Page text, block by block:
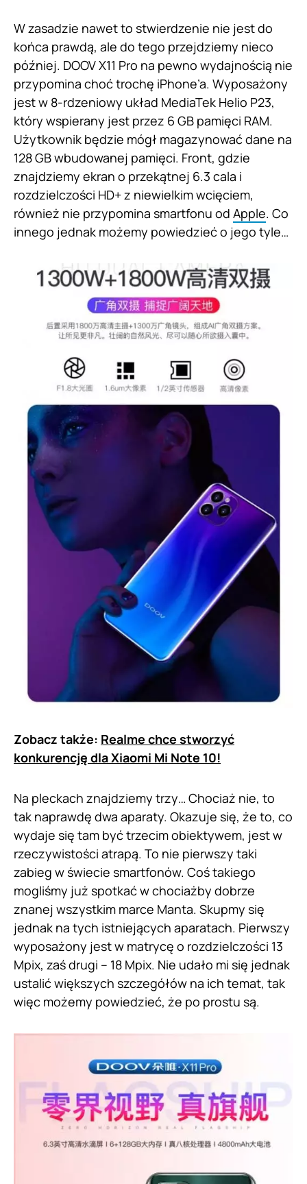
W zasadzie nawet to stwierdzenie nie jest do
końca prawdą, ale do tego przejdziemy nieco
później. DOOV X11 Pro na pewno wydajnością nie
przypomina choć trochę iPhone’a. Wyposażony
jest w 8-rdzeniowy układ MediaTek Helio P23,
który wspierany jest przez 6 GB pamięci RAM.
Użytkownik będzie mógł magazynować dane na
128 GB wbudowanej pamięci. Front, gdzie
znajdziemy ekran o przekątnej 6.3 cala i
rozdzielczości HD+ z niewielkim wcięciem,
również nie przypomina smartfonu od Apple. Co
innego jednak możemy powiedzieć o jego tyle…
Zobacz także: Realme chce stworzyć
konkurencję dla Xiaomi Mi Note 10!
Na pleckach znajdziemy trzy… Chociaż nie, to
tak naprawdę dwa aparaty. Okazuje się, że to, co
wydaje się tam być trzecim obiektywem, jest w
rzeczywistości atrapą. To nie pierwszy taki
zabieg w świecie smartfonów. Coś takiego
mogliśmy już spotkać w chociażby dobrze
znanej wszystkim marce Manta. Skupmy się
jednak na tych istniejących aparatach. Pierwszy
wyposażony jest w matrycę o rozdzielczości 13
Mpix, zaś drugi – 18 Mpix. Nie udało mi się jednak
ustalić większych szczegółów na ich temat, tak
więc możemy powiedzieć, że po prostu są.